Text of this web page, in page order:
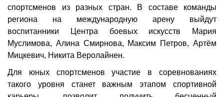
спортсменов из разных стран. В составе команды
региона на международную арену выйдут
воспитанники Центра боевых искусств Мария
Муслимова, Алина Смирнова, Максим Петров, Артём
Мицкевич, Никита Веролайнен.
Для юных спортсменов участие в соревнованиях
такого уровня станет важным этапом спортивной